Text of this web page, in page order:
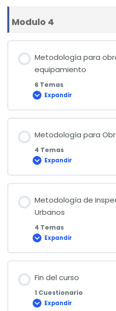
de
Modulo 4
Metodología para
equipamiento
6 Temas
Expandir
Metodología
obras
de
y
equipamiento
Metodología para
4 Temas
Expandir
Metodología
Obras
de
Metodología de
Urbanos
4 Temas
Expandir
Metodología
Inspección
para
Urbanos
Fin del curso
1 Cuestionario
Expandir
Fin